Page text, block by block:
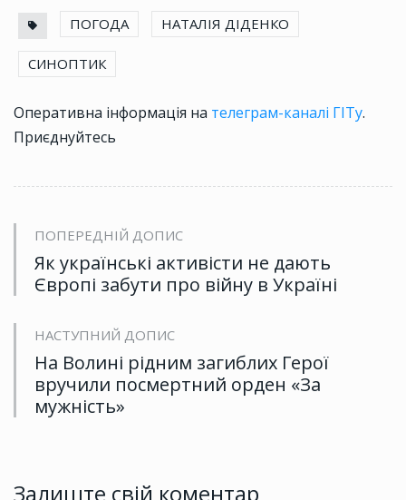
ПОГОДА НАТАЛІЯ ДІДЕНКО
СИНОПТИК
Оперативна інформація на телеграм-каналі ГІТу.
Приєднуйтесь
ПОПЕРЕДНІЙ ДОПИС
Як українські активісти не дають
Європі забути про війну в Україні
НАСТУПНИЙ ДОПИС
На Волині рідним загиблих Герої
вручили посмертний орден «За
мужність»
Залиште свій коментар